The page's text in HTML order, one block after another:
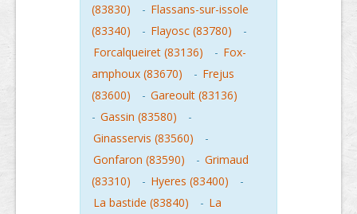
(83830)
- Flassans-sur-issole
(83340)
- Flayosc (83780)
-
Forcalqueiret (83136)
- Fox-
amphoux (83670)
- Frejus
(83600)
- Gareoult (83136)
- Gassin (83580)
-
Ginasservis (83560)
-
Gonfaron (83590)
- Grimaud
(83310)
- Hyeres (83400)
-
La bastide (83840)
- La